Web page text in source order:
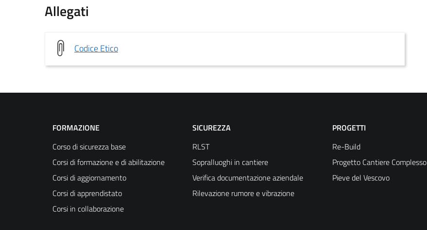
Allegati
Codice Etico
FORMAZIONE
Corso di sicurezza base
Corsi di formazione e di abilitazione
Corsi di aggiornamento
Corsi di apprendistato
Corsi in collaborazione
SICUREZZA
RLST
Sopralluoghi in cantiere
Verifica documentazione aziendale
Rilevazione rumore e vibrazione
PROGETTI
Re-Build
Progetto Cantiere Complesso
Pieve del Vescovo